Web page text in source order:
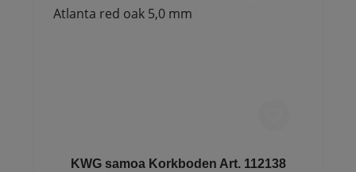
KWG samoa Korkboden Art. 112138